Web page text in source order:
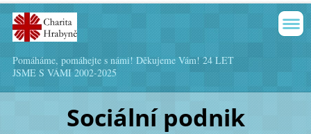
Pomáháme, pomáhejte s námi! Děkujeme Vám! 24 LET
JSME S VÁMI 2002-2025
Sociální podnik